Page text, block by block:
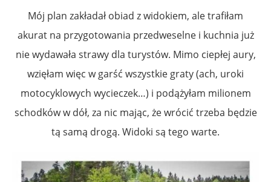
Mój plan zakładał obiad z widokiem, ale trafiłam
akurat na przygotowania przedweselne i kuchnia już
nie wydawała strawy dla turystów. Mimo ciepłej aury,
wzięłam więc w garść wszystkie graty (ach, uroki
motocyklowych wycieczek…) i podążyłam milionem
schodków w dół, za nic mając, że wrócić trzeba będzie
tą samą drogą. Widoki są tego warte.